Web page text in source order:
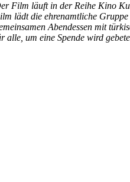
Film läuft in der Reihe Kino
lädt die ehrenamtliche
Abendessen mit
alle, um eine Spende wird